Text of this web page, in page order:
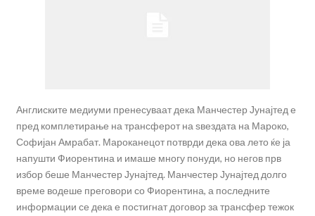
Англиските медиуми пренесуваат дека Манчестер Јунајтед е
пред комплетирање на трансферот на ѕвездата на Мароко,
Софијан Амрабат. Мароканецот потврди дека ова лето ќе ја
напушти Фиорентина и имаше многу понуди, но негов прв
избор беше Манчестер Јунајтед. Манчестер Јунајтед долго
време водеше преговори со Фиорентина, а последните
информации се дека е постигнат договор за трансфер тежок